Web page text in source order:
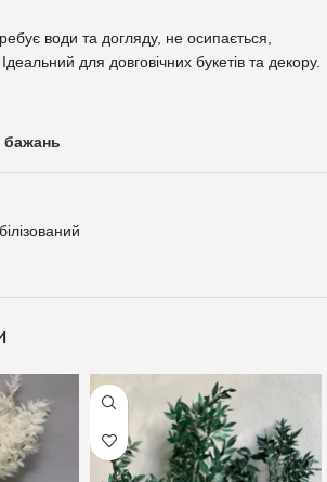
води та догляду, не осипається,
для довговічних букетів та декору.
бажань